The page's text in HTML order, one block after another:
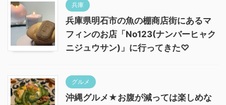
兵庫
兵庫県明石市の魚の棚商店街にあるマ
フィンのお店「No123(ナンバーヒャク
ニジュウサン)」に行ってきた♡
グルメ
沖縄グルメ★お腹が減っては楽しめな